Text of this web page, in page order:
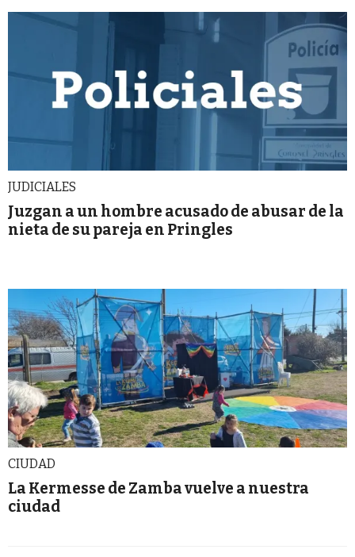
JUDICIALES
Juzgan a un hombre acusado de abusar de la
nieta de su pareja en Pringles
CIUDAD
La Kermesse de Zamba vuelve a nuestra
ciudad